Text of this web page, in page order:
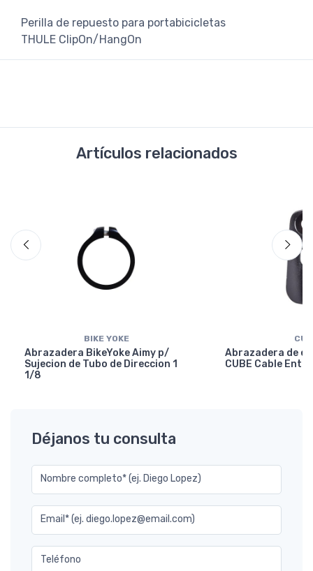
Perilla de repuesto para portabicicletas
THULE ClipOn/HangOn
Artículos relacionados
BIKE YOKE
Abrazadera BikeYoke Aimy p/
Sujecion de Tubo de Direccion 1
1/8
Abrazadera de
CUBE Cable
Déjanos tu consulta
Nombre completo* (ej. Diego Lopez)
Email* (ej. diego.lopez@email.com)
Teléfono